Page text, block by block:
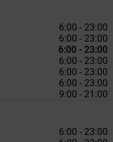
6:00 - 23:00
6:00 - 23:00
6:00 - 23:00
6:00 - 23:00
6:00 - 23:00
6:00 - 23:00
9:00 - 21:00
6:00 - 23:00